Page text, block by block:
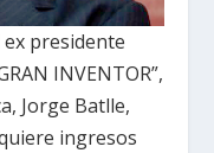
ex presidente
INVENTOR”,
Jorge Batlle,
ingresos